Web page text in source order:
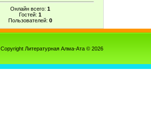
Онлайн всего: 1
Гостей: 1
Пользователей: 0
Copyright Литературная Алма-Ата © 2026